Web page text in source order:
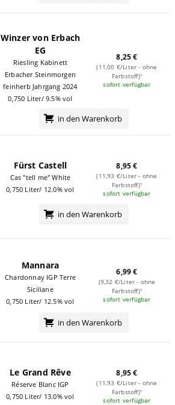
Winzer von Erbach
EG
Riesling Kabinett
Erbacher Steinmorgen
feinherb Jahrgang 2024
0,750 Liter/ 9.5% vol
8,25 €
(11,00 €/Liter - ohne
Farbstoff)¹
sofort verfügbar
in den Warenkorb
Fürst Castell
Cas "tell me" White
0,750 Liter/ 12.0% vol
8,95 €
(11,93 €/Liter - ohne
Farbstoff)¹
sofort verfügbar
in den Warenkorb
Mannara
Chardonnay IGP Terre
Siciliane
0,750 Liter/ 12.5% vol
6,99 €
(9,32 €/Liter - ohne
Farbstoff)¹
sofort verfügbar
in den Warenkorb
Le Grand Rêve
Réserve Blanc IGP
0,750 Liter/ 13.0% vol
8,95 €
(11,93 €/Liter - ohne
Farbstoff)¹
sofort verfügbar